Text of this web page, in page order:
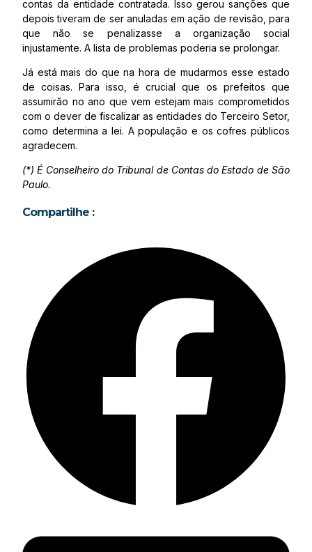
contas da entidade contratada. Isso gerou sanções que
depois tiveram de ser anuladas em ação de revisão, para
que não se penalizasse a organização social
injustamente. A lista de problemas poderia se prolongar.
Já está mais do que na hora de mudarmos esse estado
de coisas. Para isso, é crucial que os prefeitos que
assumirão no ano que vem estejam mais comprometidos
com o dever de fiscalizar as entidades do Terceiro Setor,
como determina a lei. A população e os cofres públicos
agradecem.
(*) É Conselheiro do Tribunal de Contas do Estado de São
Paulo.
Compartilhe :